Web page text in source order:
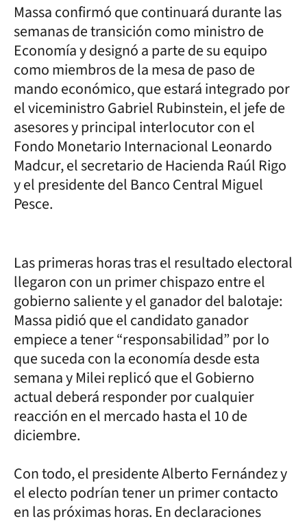
Massa confirmó que continuará durante las
semanas de transición como ministro de
Economía y designó a parte de su equipo
como miembros de la mesa de paso de
mando económico, que estará integrado por
el viceministro Gabriel Rubinstein, el jefe de
asesores y principal interlocutor con el
Fondo Monetario Internacional Leonardo
Madcur, el secretario de Hacienda Raúl Rigo
y el presidente del Banco Central Miguel
Pesce.
Las primeras horas tras el resultado electoral
llegaron con un primer chispazo entre el
gobierno saliente y el ganador del balotaje:
Massa pidió que el candidato ganador
empiece a tener “responsabilidad” por lo
que suceda con la economía desde esta
semana y Milei replicó que el Gobierno
actual deberá responder por cualquier
reacción en el mercado hasta el 10 de
diciembre.
Con todo, el presidente Alberto Fernández y
el electo podrían tener un primer contacto
en las próximas horas. En declaraciones